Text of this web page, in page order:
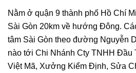
Nằm ở quận 9 thành phố Hồ Chí
Sài Gòn 20km về hướng Đông.
tâm Sài Gòn theo đường Nguyễn
nào tới Chi Nhánh Cty TNHH Đầu
Việt Mã, Xưởng Kiểm Định, Sửa